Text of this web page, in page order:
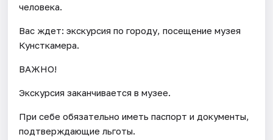
человека.
Вас ждет: экскурсия по городу, посещение музея
Кунсткамера.
ВАЖНО!
Экскурсия заканчивается в музее.
При себе обязательно иметь паспорт и документы,
подтверждающие льготы.